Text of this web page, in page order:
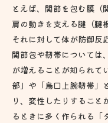
とえば、関節を包む膜（
肩の動きを支える腱（腱
それに対して体が防御反
関節包や靭帯については
が増えることが知られて
部」や「烏口上腕靭帯」
り、変性したりすること
るときに多く作られる